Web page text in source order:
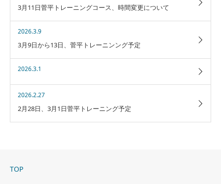
3月11日菅平トレーニングコース、時間変更について
2026.3.9
3月9日から13日、菅平トレーニンング予定
2026.3.1
2026.2.27
2月28日、3月1日菅平トレーニング予定
TOP